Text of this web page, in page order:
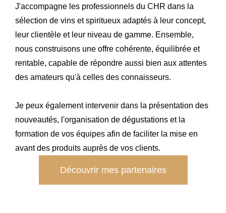
J'accompagne les professionnels du CHR dans la
sélection de vins et spiritueux adaptés à leur concept,
leur clientèle et leur niveau de gamme. Ensemble,
nous construisons une offre cohérente, équilibrée et
rentable, capable de répondre aussi bien aux attentes
des amateurs qu'à celles des connaisseurs.
Je peux également intervenir dans la présentation des
nouveautés, l'organisation de dégustations et la
formation de vos équipes afin de faciliter la mise en
avant des produits auprès de vos clients.
Découvrir mes partenaires